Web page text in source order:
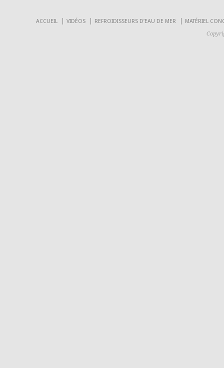
ACCUEIL VIDÉOS REFROIDISSEURS D’EAU DE MER
MATÉRIEL